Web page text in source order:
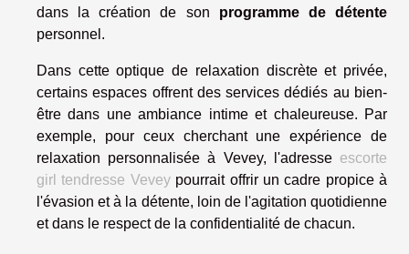
dans la création de son programme de détente
personnel.
Dans cette optique de relaxation discrète et privée,
certains espaces offrent des services dédiés au bien-
être dans une ambiance intime et chaleureuse. Par
exemple, pour ceux cherchant une expérience de
relaxation personnalisée à Vevey, l'adresse escorte
girl tendresse Veveypourrait offrir un cadre propice à
l'évasion et à la détente, loin de l'agitation quotidienne
et dans le respect de la confidentialité de chacun.